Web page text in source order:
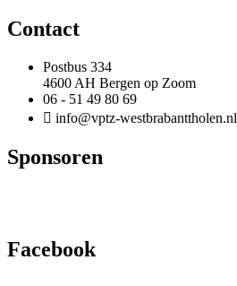
Contact
Postbus 334
4600 AH Bergen op Zoom
06 - 51 49 80 69
info@vptz-westbrabanttholen.nl
Sponsoren
Facebook